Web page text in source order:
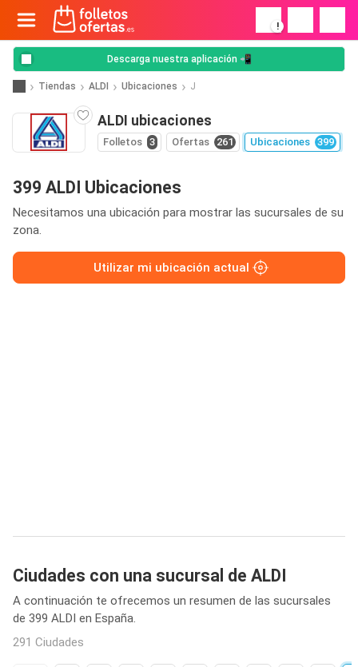
!
Descarga nuestra aplicación 📲
Tiendas ALDI Ubicaciones J
ALDI ubicaciones
Folletos 3 Ofertas 261 Ubicaciones 399
399 ALDI Ubicaciones
Necesitamos una ubicación para mostrar las sucursales de su
zona.
Utilizar mi ubicación actual
Ciudades con una sucursal de ALDI
A continuación te ofrecemos un resumen de las sucursales
de 399 ALDI en España.
291 Ciudades